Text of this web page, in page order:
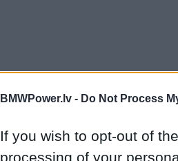
BMWPower.lv - Do Not Process
If you wish to opt-out of
processing of your